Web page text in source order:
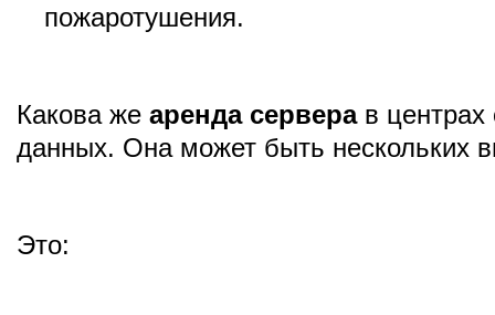
пожаротушения.
Какова же аренда серверав центрах
данных. Она может быть нескольких
Это: